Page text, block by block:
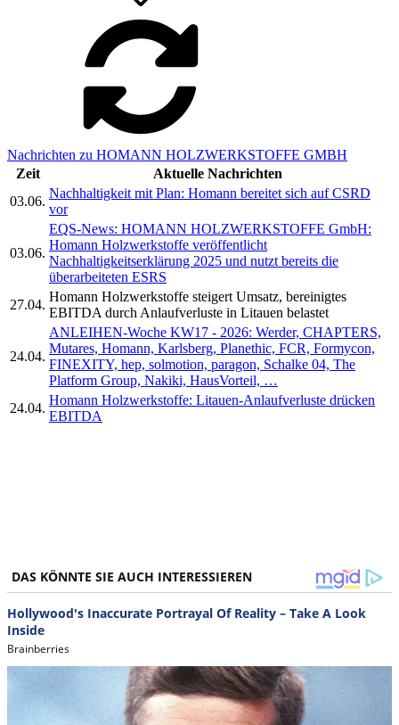
Nachrichten zu HOMANN HOLZWERKSTOFFE GMBH
Zeit
Aktuelle Nachrichten
03.06.
Nachhaltigkeit mit Plan: Homann bereitet sich auf CSRD
vor
03.06.
EQS-News: HOMANN HOLZWERKSTOFFE GmbH:
Homann Holzwerkstoffe veröffentlicht
Nachhaltigkeitserklärung 2025 und nutzt bereits die
überarbeiteten ESRS
27.04.
Homann Holzwerkstoffe steigert Umsatz, bereinigtes
EBITDA durch Anlaufverluste in Litauen belastet
24.04.
ANLEIHEN-Woche KW17 - 2026: Werder, CHAPTERS,
Mutares, Homann, Karlsberg, Planethic, FCR, Formycon,
FINEXITY, hep, solmotion, paragon, Schalke 04, The
Platform Group, Nakiki, HausVorteil, …
24.04.
Homann Holzwerkstoffe: Litauen-Anlaufverluste drücken
EBITDA